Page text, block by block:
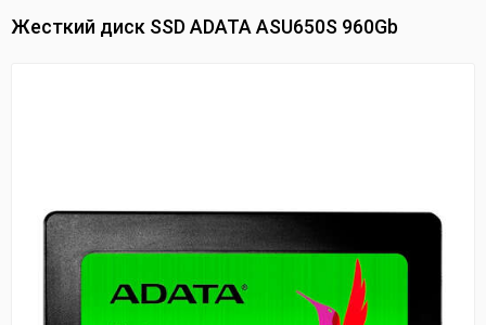
Жесткий диск SSD ADATA ASU650S 960Gb